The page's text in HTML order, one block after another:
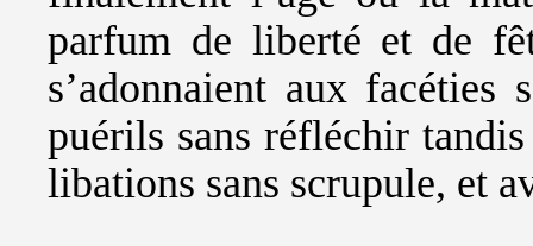
parfum de liberté et de
s’adonnaient aux facéties
puérils sans réfléchir
libations sans scrupule, et